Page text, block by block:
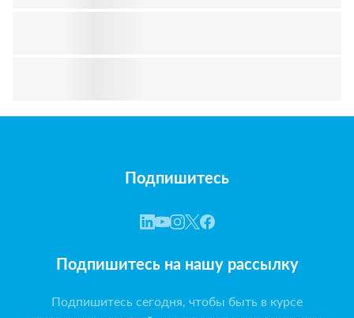
Подпишитесь
Подпишитесь на нашу рассылку
Подпишитесь сегодня, чтобы быть в курсе